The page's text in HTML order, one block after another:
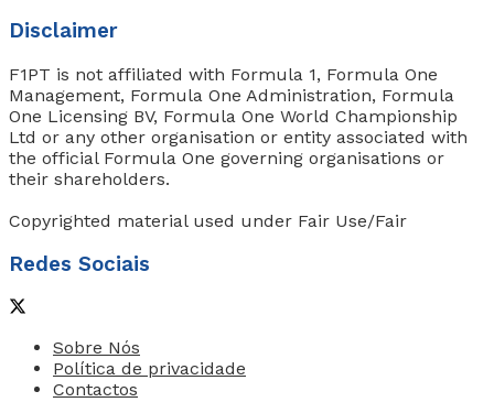
Disclaimer
F1PT is not affiliated with Formula 1, Formula One
Management, Formula One Administration, Formula
One Licensing BV, Formula One World Championship
Ltd or any other organisation or entity associated with
the official Formula One governing organisations or
their shareholders.
Copyrighted material used under Fair Use/Fair
Redes Sociais
Sobre Nós
Política de privacidade
Contactos